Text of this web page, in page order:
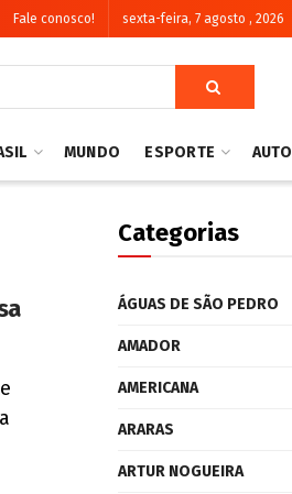
Fale conosco! sexta-feira, 7 agosto , 2026
MUNDO ESPORTE AUTO
Categorias
ÁGUAS DE SÃO PEDRO
AMADOR
AMERICANA
ARARAS
ARTUR NOGUEIRA